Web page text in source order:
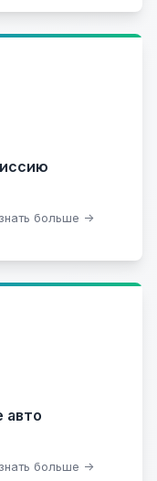
больше →
реклама,
документов,
битых авто
авто
больше →
автомобиля
с проверкой